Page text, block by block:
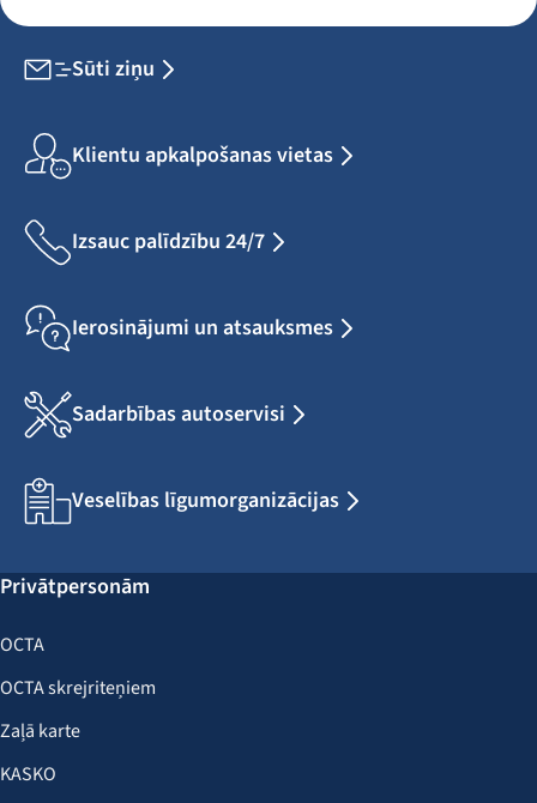
Sūti ziņu
Klientu apkalpošanas vietas
Izsauc palīdzību 24/7
Ierosinājumi un atsauksmes
Sadarbības autoservisi
Veselības līgumorganizācijas
Privātpersonām
OCTA
OCTA skrejriteņiem
Zaļā karte
KASKO